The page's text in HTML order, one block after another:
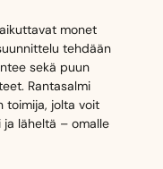
monet
tehdään
sekä puun
Rantasalmi
toimija, jolta voit
läheltä – omalle